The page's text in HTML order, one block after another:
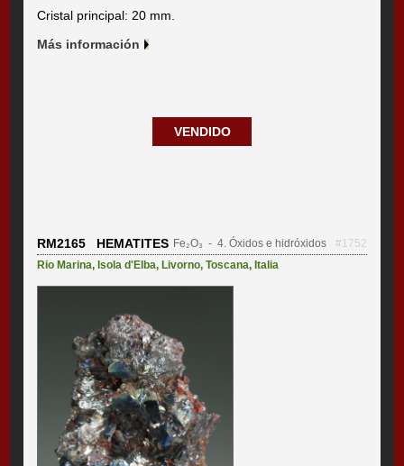
Cristal principal: 20 mm.
Más información
VENDIDO
RM2165 HEMATITES Fe₂O₃ - 4. Óxidos e hidróxidos
#1752
Rio Marina,Isola d'Elba,Livorno,Toscana,Italia